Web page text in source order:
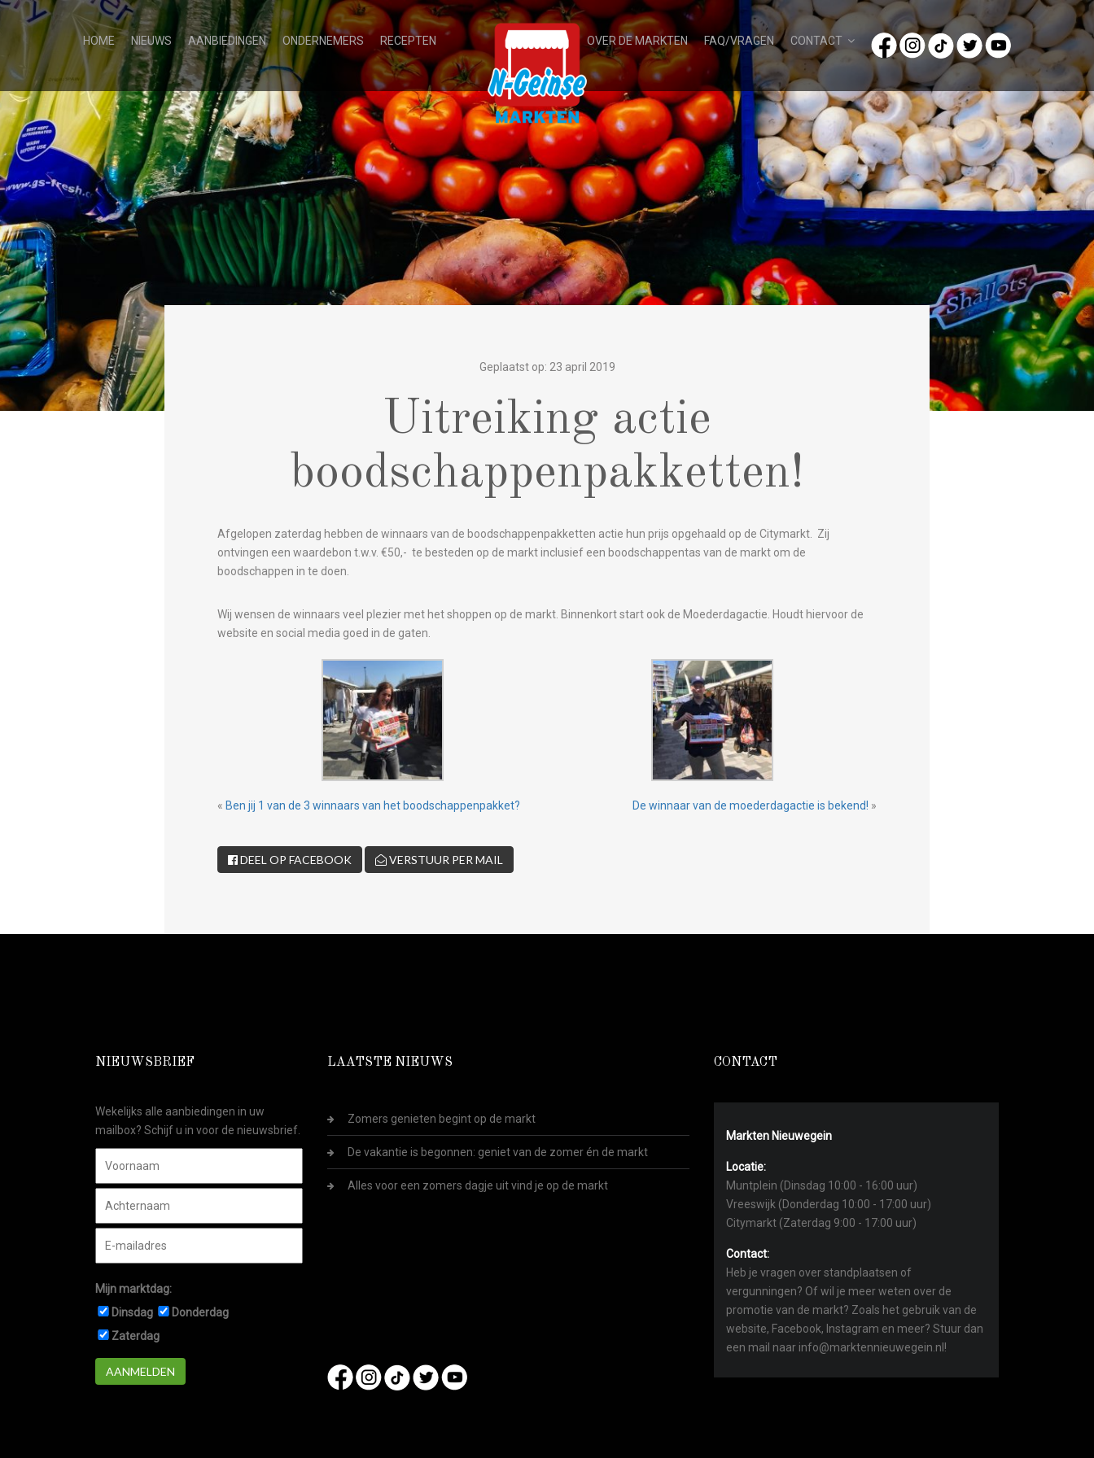
HOME NIEUWS AANBIEDINGEN ONDERNEMERS RECEPTEN OVER DE MARKTEN FAQ/VRAGEN CONTACT
Geplaatst op: 23 april 2019
Uitreiking actie
boodschappenpakketten!
Afgelopen zaterdag hebben de winnaars van de boodschappenpakketten actie hun prijs opgehaald op de Citymarkt. Zij
ontvingen een waardebon t.w.v. €50,- te besteden op de markt inclusief een boodschappentas van de markt om de
boodschappen in te doen.
Wij wensen de winnaars veel plezier met het shoppen op de markt. Binnenkort start ook de Moederdagactie. Houdt hiervoor de
website en social media goed in de gaten.
« Ben jij 1 van de 3 winnaars van het boodschappenpakket? De winnaar van de moederdagactie is bekend! »
DEEL OP FACEBOOK VERSTUUR PER MAIL
NIEUWSBRIEF
Wekelijks alle aanbiedingen in uw
mailbox? Schijf u in voor de nieuwsbrief.
Mijn marktdag:
Dinsdag
Donderdag
Zaterdag
AANMELDEN
LAATSTE NIEUWS
Zomers genieten begint op de markt
De vakantie is begonnen: geniet van de zomer én de markt
Alles voor een zomers dagje uit vind je op de markt
CONTACT
Markten Nieuwegein
Locatie:
Muntplein (Dinsdag 10:00 - 16:00 uur)
Vreeswijk (Donderdag 10:00 - 17:00 uur)
Citymarkt (Zaterdag 9:00 - 17:00 uur)
Contact:
Heb je vragen over standplaatsen of
vergunningen? Of wil je meer weten over de
promotie van de markt? Zoals het gebruik van de
website, Facebook, Instagram en meer? Stuur dan
een mail naar info@marktennieuwegein.nl!